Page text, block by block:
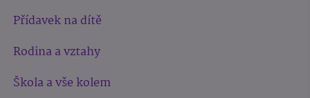
Přídavek na dítě
Rodina a vztahy
Škola a vše kolem